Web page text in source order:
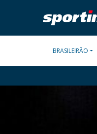
BRASILEIRÃO